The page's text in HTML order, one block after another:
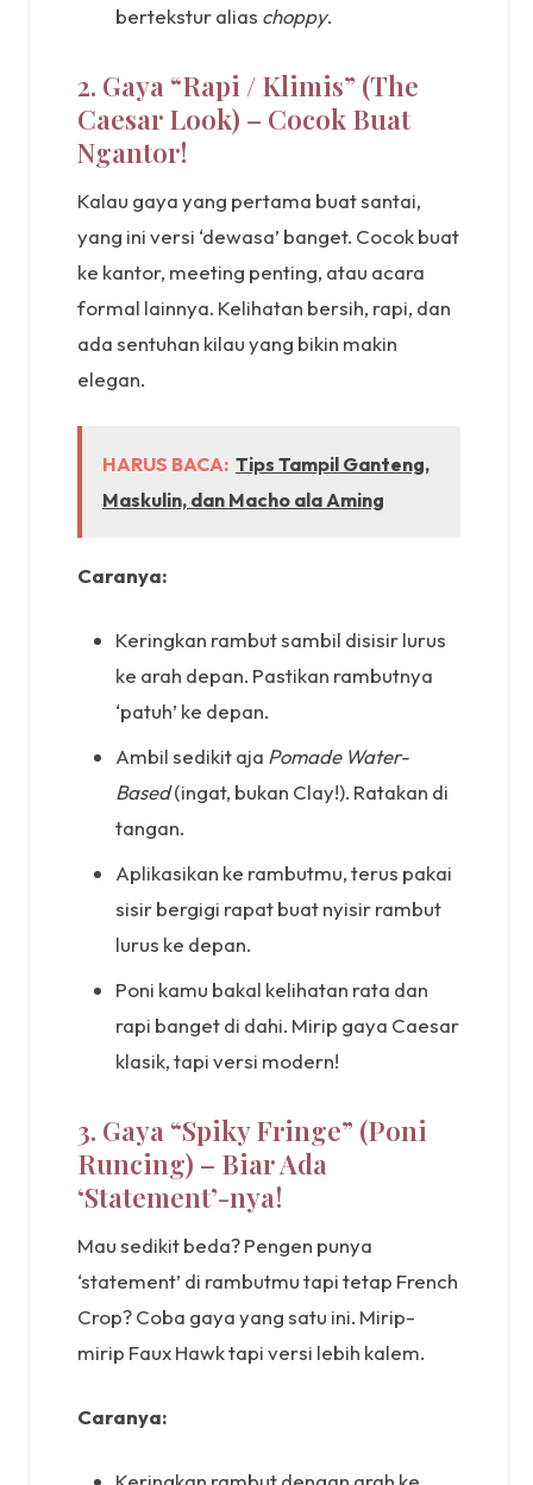
bertekstur alias choppy.
2. Gaya “Rapi / Klimis” (The
Caesar Look) – Cocok Buat
Ngantor!
Kalau gaya yang pertama buat santai,
yang ini versi ‘dewasa’ banget. Cocok buat
ke kantor, meeting penting, atau acara
formal lainnya. Kelihatan bersih, rapi, dan
ada sentuhan kilau yang bikin makin
elegan.
HARUS BACA: Tips Tampil Ganteng,
Maskulin, dan Macho ala Aming
Caranya:
Keringkan rambut sambil disisir lurus
ke arah depan. Pastikan rambutnya
‘patuh’ ke depan.
Ambil sedikit aja Pomade Water-
Based(ingat, bukan Clay!). Ratakan di
tangan.
Aplikasikan ke rambutmu, terus pakai
sisir bergigi rapat buat nyisir rambut
lurus ke depan.
Poni kamu bakal kelihatan rata dan
rapi banget di dahi. Mirip gaya Caesar
klasik, tapi versi modern!
3. Gaya “Spiky Fringe” (Poni
Runcing) – Biar Ada
‘Statement’-nya!
Mau sedikit beda? Pengen punya
‘statement’ di rambutmu tapi tetap French
Crop? Coba gaya yang satu ini. Mirip-
mirip Faux Hawk tapi versi lebih kalem.
Caranya: